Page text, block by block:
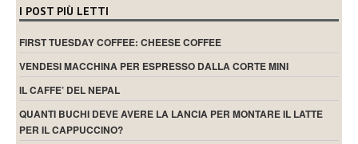
I POST PIÙ LETTI
FIRST TUESDAY COFFEE: CHEESE COFFEE
VENDESI MACCHINA PER ESPRESSO DALLA CORTE MINI
IL CAFFE’ DEL NEPAL
QUANTI BUCHI DEVE AVERE LA LANCIA PER MONTARE IL LATTE
PER IL CAPPUCCINO?